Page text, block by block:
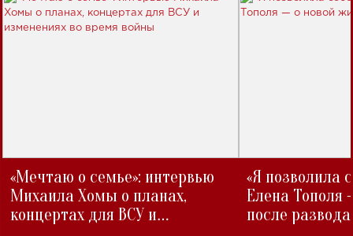
«Мечтаю о семье»: интервью
Михаила Хомы о планах,
концертах для ВСУ и
«Я позволила
Елена Тополя
после развода